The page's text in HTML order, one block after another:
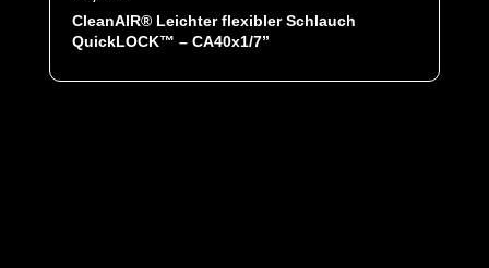
CleanAIR® Leichter flexibler Schlauch
QuickLOCK™ – CA40x1/7”